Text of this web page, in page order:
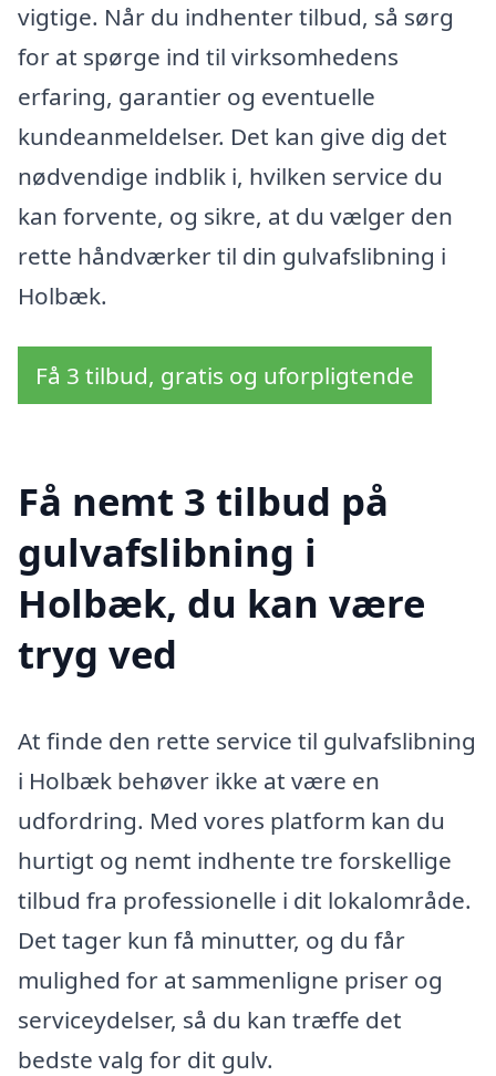
vigtige. Når du indhenter tilbud, så sørg
for at spørge ind til virksomhedens
erfaring, garantier og eventuelle
kundeanmeldelser. Det kan give dig det
nødvendige indblik i, hvilken service du
kan forvente, og sikre, at du vælger den
rette håndværker til din gulvafslibning i
Holbæk.
Få 3 tilbud, gratis og uforpligtende
Få nemt 3 tilbud på
gulvafslibning i
Holbæk, du kan være
tryg ved
At finde den rette service til gulvafslibning
i Holbæk behøver ikke at være en
udfordring. Med vores platform kan du
hurtigt og nemt indhente tre forskellige
tilbud fra professionelle i dit lokalområde.
Det tager kun få minutter, og du får
mulighed for at sammenligne priser og
serviceydelser, så du kan træffe det
bedste valg for dit gulv.